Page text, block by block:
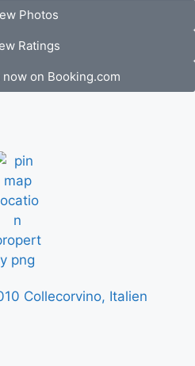
Photos
Ratings
on Booking.com
Collecorvino, Italien